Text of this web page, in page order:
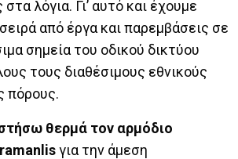
λόγια. Γι’ αυτό και έχουμε
από έργα και παρεμβάσεις σε
σημεία του οδικού δικτύου
τους διαθέσιμους εθνικούς
πόρους.
θερμά τον αρμόδιο
για την άμεση